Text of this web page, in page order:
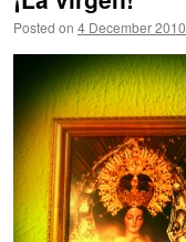
Posted on 4 December 2010